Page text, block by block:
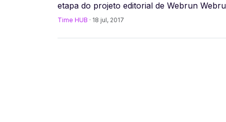
etapa do projeto editorial de Webrun Webrun é um
dos sites pioneiros da web no Brasil. Lançad
Time HUB · 18 jul, 2017